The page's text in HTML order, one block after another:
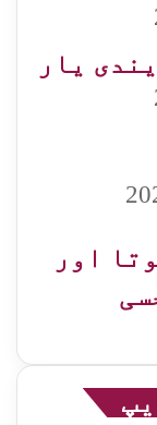
یار
اور